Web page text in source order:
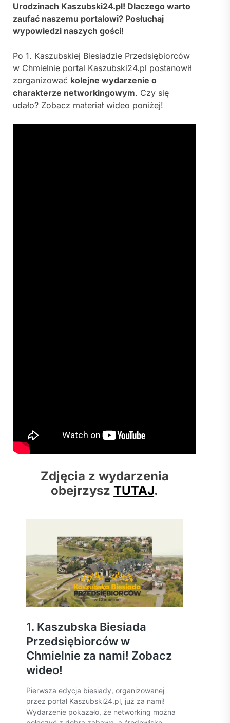
Urodzinach Kaszubski24.pl! Dlaczego warto
zaufać naszemu portalowi? Posłuchaj
wypowiedzi naszych gości!
Po 1. Kaszubskiej Biesiadzie Przedsiębiorców
w Chmielnie portal Kaszubski24.pl postanowił
zorganizować kolejne wydarzenie o
charakterze networkingowym. Czy się
udało? Zobacz materiał wideo poniżej!
Zdjęcia z wydarzenia
obejrzyszTUTAJ.